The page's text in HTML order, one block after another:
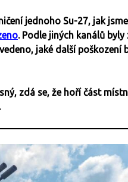
jednoho Su-27, jak jsme
. Podle jiných kanálů byly
jaké další poškození
zdá se, že hoří část